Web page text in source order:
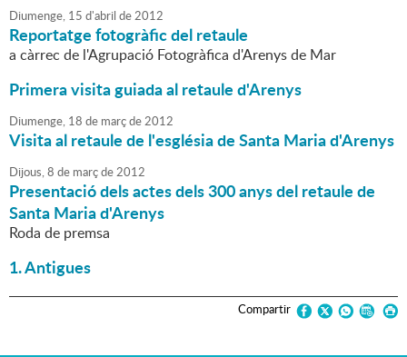
Diumenge, 15 d'abril de2012
Reportatge fotogràfic del retaule
a càrrec de l'Agrupació Fotogràfica d'Arenys de Mar
Primera visita guiada al retaule d'Arenys
Diumenge, 18 de marçde2012
Visita al retaule de l'església de Santa Maria d'Arenys
Dijous,8 de marçde2012
Presentació dels actes dels 300 anys del retaule de
Santa Maria d'Arenys
Roda de premsa
1. Antigues
Compartir